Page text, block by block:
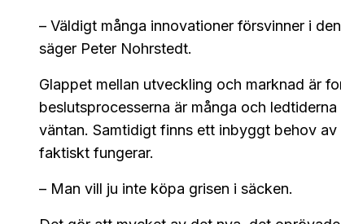
– Väldigt många innovationer försvinner i
säger Peter Nohrstedt.
Glappet mellan utveckling och marknad är
beslutsprocesserna är många och
väntan. Samtidigt finns ett inbyggt behov
faktiskt fungerar.
– Man vill ju inte köpa grisen i säcken.